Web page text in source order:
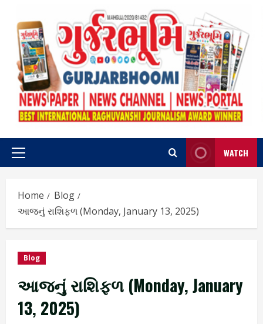
content
Primary
WATCH
Home
Blog
આજનું રાશિફળ (Monday, January 13, 2025)
Blog
આજનું રાશિફળ (Monday, January
13, 2025)